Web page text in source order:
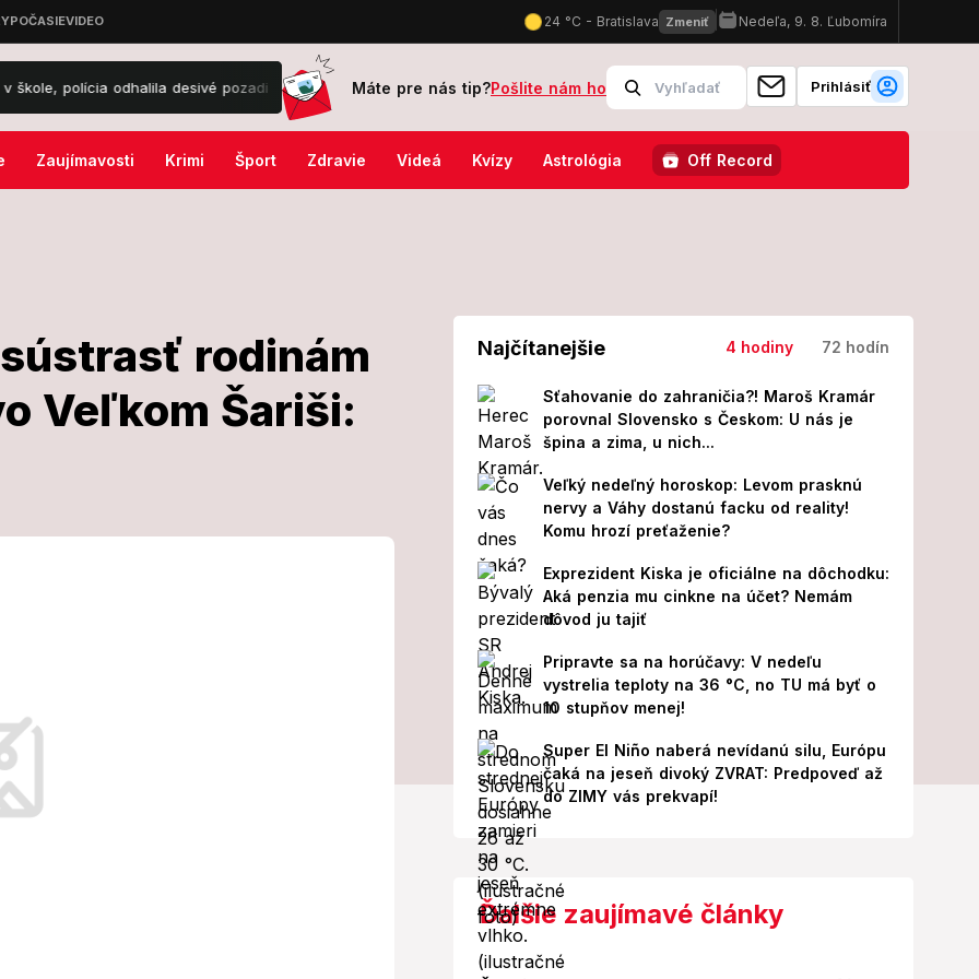
odhalila desivé pozadie! Spravodlivosť pre brutálne napadnutého taxikára: Tínedžeri (17), ktorí mu zasadili 13 bodných rán, už čelia
Máte pre nás tip?Pošlite nám ho Prihlásiť
Zaujímavosti Krimi Šport Zdravie Videá Kvízy Astrológia Off Record
rodinám
Veľkom Šariši:
sústrasť
obetí
nad hlavou.
Najčítanejšie 4 hodiny 72 hodín
Sťahovanie do zahraničia?! Maroš Kramár
porovnal Slovensko s Českom: U nás je
špina a zima, u nich...
Veľký nedeľný horoskop: Levom prasknú
nervy a Váhy dostanú facku od reality!
Komu hrozí preťaženie?
Exprezident Kiska je oficiálne na dôchodku:
Aká penzia mu cinkne na účet? Nemám
dôvod ju tajiť
Pripravte sa na horúčavy: V nedeľu
vystrelia teploty na 36 °C, no TU má byť o
10 stupňov menej!
Super El Niño naberá nevídanú silu, Európu
čaká na jeseň divoký ZVRAT: Predpoveď až
do ZIMY vás prekvapí!
Ďalšie zaujímavé články